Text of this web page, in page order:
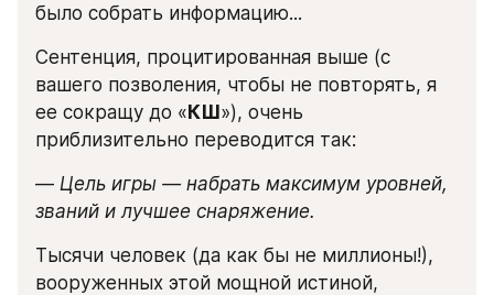
было собрать информацию...
Сентенция, процитированная выше (с
вашего позволения, чтобы не повторять, я
ее сокращу до «КШ»), очень
приблизительно переводится так:
— Цель игры — набрать максимум уровней,
званий и лучшее снаряжение.
Тысячи человек (да как бы не миллионы!),
вооруженных этой мощной истиной,